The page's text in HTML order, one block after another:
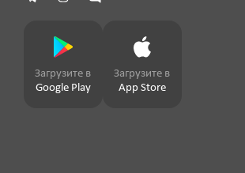
Загрузите в
Google Play
Загрузите в
App Store